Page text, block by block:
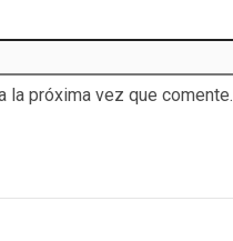
la próxima vez que comente.